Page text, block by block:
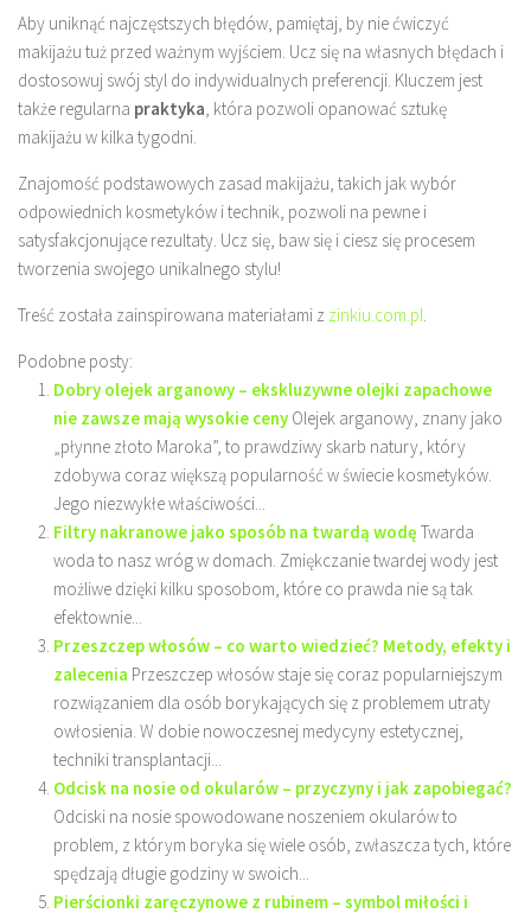
Aby uniknąć najczęstszych błędów, pamiętaj, by nie ćwiczyć
makijażu tuż przed ważnym wyjściem. Ucz się na własnych błędach i
dostosowuj swój styl do indywidualnych preferencji. Kluczem jest
także regularna praktyka, która pozwoli opanować sztukę
makijażu w kilka tygodni.
Znajomość podstawowych zasad makijażu, takich jak wybór
odpowiednich kosmetyków i technik, pozwoli na pewne i
satysfakcjonujące rezultaty. Ucz się, baw się i ciesz się procesem
tworzenia swojego unikalnego stylu!
Treść została zainspirowana materiałami z zinkiu.com.pl.
Podobne posty:
Dobry olejek arganowy – ekskluzywne olejki zapachowe
nie zawsze mają wysokie ceny Olejek arganowy, znany jako
„płynne złoto Maroka”, to prawdziwy skarb natury, który
zdobywa coraz większą popularność w świecie kosmetyków.
Jego niezwykłe właściwości...
Filtry nakranowe jako sposób na twardą wodę Twarda
woda to nasz wróg w domach. Zmiękczanie twardej wody jest
możliwe dzięki kilku sposobom, które co prawda nie są tak
efektownie...
Przeszczep włosów – co warto wiedzieć? Metody, efekty i
zalecenia Przeszczep włosów staje się coraz popularniejszym
rozwiązaniem dla osób borykających się z problemem utraty
owłosienia. W dobie nowoczesnej medycyny estetycznej,
techniki transplantacji...
Odcisk na nosie od okularów – przyczyny i jak zapobiegać?
Odciski na nosie spowodowane noszeniem okularów to
problem, z którym boryka się wiele osób, zwłaszcza tych, które
spędzają długie godziny w swoich...
Pierścionki zaręczynowe z rubinem – symbol miłości i